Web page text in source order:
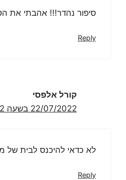
סיפור נהדר!!! אהבתי את
Reply
קורל אלפסי
22/07/2022 בשעה 20:52
לא כדאי להיכנס לבית של
Reply